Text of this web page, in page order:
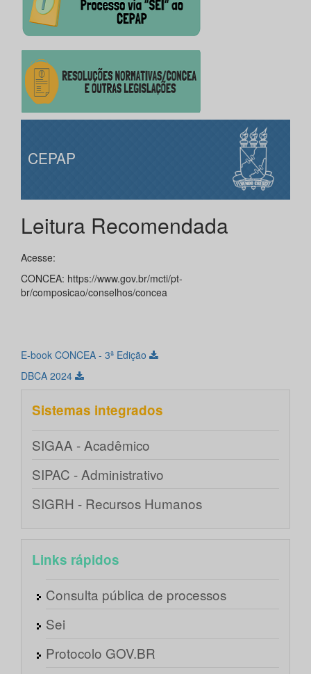
CEPAP
Leitura Recomendada
Acesse:
CONCEA: https://www.gov.br/mcti/pt-
br/composicao/conselhos/concea
E-book CONCEA - 3ª Edição
DBCA 2024
Sistemas integrados
SIGAA - Acadêmico
SIPAC - Administrativo
SIGRH - Recursos Humanos
Links rápidos
Consulta pública de processos
Sei
Protocolo GOV.BR